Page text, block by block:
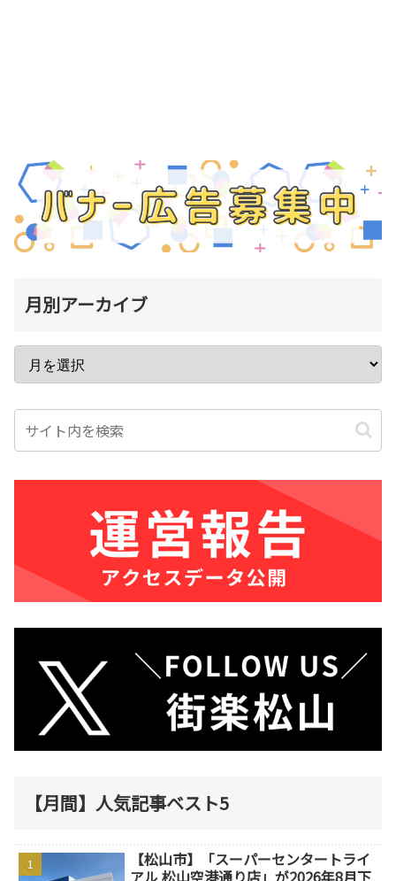
月別アーカイブ
【月間】人気記事ベスト5
【松山市】「スーパーセンタートライ
アル 松山空港通り店」が2026年8月下